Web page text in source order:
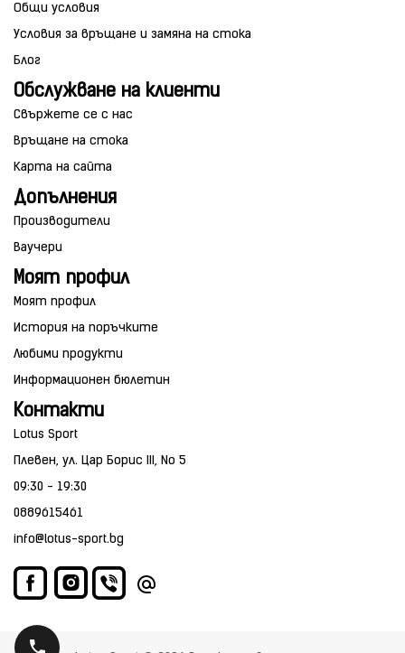
Общи условия
Условия за връщане и замяна на стока
Блог
Обслужване на клиенти
Свържете се с нас
Връщане на стока
Карта на сайта
Допълнения
Производители
Ваучери
Моят профил
Моят профил
История на поръчките
Любими продукти
Информационен бюлетин
Контакти
Lotus Sport
Плевен, ул. Цар Борис III, No 5
09:30 - 19:30
0889615461
info@lotus-sport.bg